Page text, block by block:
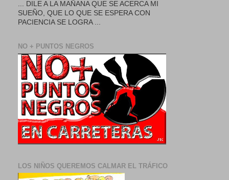
... DILE A LA MAÑANA QUE SE ACERCA MI
SUEÑO, QUE LO QUE SE ESPERA CON
PACIENCIA SE LOGRA ...
NO + PUNTOS NEGROS
LOS NIÑOS QUEREMOS CALMAR EL TRÁFICO